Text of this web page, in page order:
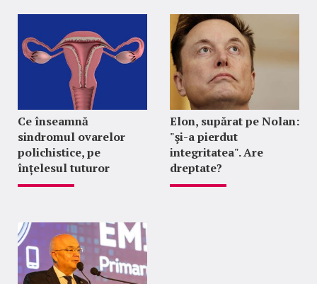
Ce înseamnă
sindromul ovarelor
polichistice, pe
înțelesul tuturor
Elon, supărat pe Nolan:
"şi-a pierdut
integritatea". Are
dreptate?